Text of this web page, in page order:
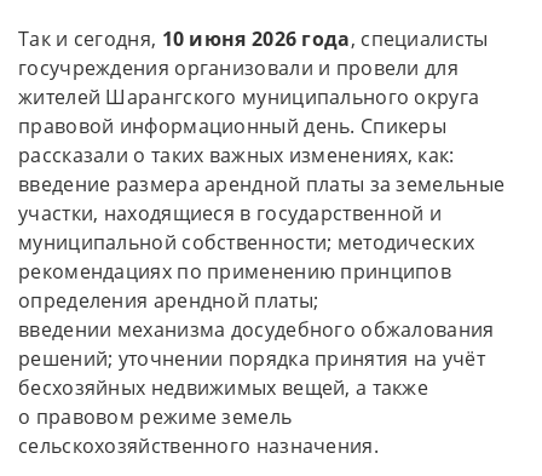
Так и сегодня, 10 июня 2026 года, специалисты
госучреждения организовали и провели для
жителей Шарангского муниципального округа
правовой информационный день. Спикеры
рассказали о таких важных изменениях, как:
введение размера арендной платы за земельные
участки, находящиеся в государственной и
муниципальной собственности; методических
рекомендациях по применению принципов
определения арендной платы;
введении механизма досудебного обжалования
решений; уточнении порядка принятия на учёт
бесхозяйных недвижимых вещей, а также
о правовом режиме земель
сельскохозяйственного назначения.